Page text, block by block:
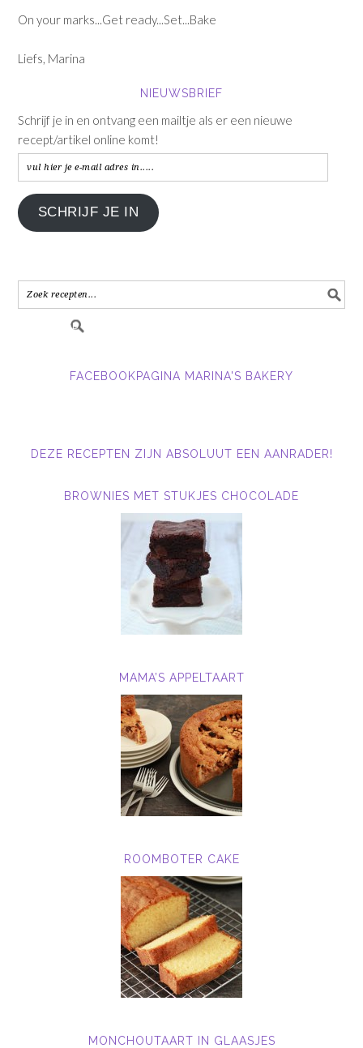
On your marks...Get ready...Set...Bake
Liefs, Marina
NIEUWSBRIEF
Schrijf je in en ontvang een mailtje als er een nieuwe
recept/artikel online komt!
vul
hier
je
e-
in.....
SCHRIJF JE IN
FACEBOOKPAGINA MARINA'S BAKERY
DEZE RECEPTEN ZIJN ABSOLUUT EEN AANRADER!
BROWNIES MET STUKJES CHOCOLADE
MAMA’S APPELTAART
ROOMBOTER CAKE
MONCHOUTAART IN GLAASJES